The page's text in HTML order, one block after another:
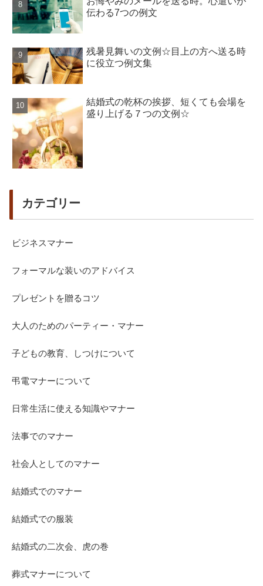
伝わる7つの例文
残暑見舞いの文例☆目上の方へ送る時
に役立つ例文集
結婚式の乾杯の挨拶、短くても会場を
盛り上げる７つの文例☆
カテゴリー
ビジネスマナー
フォーマルな装いのアドバイス
プレゼントを贈るコツ
大人のためのパーティー・マナー
子どもの教育、しつけについて
弔電マナーについて
日常生活に使える知識やマナー
法事でのマナー
社会人としてのマナー
結婚式でのマナー
結婚式での服装
結婚式の二次会、虎の巻
葬式マナーについて